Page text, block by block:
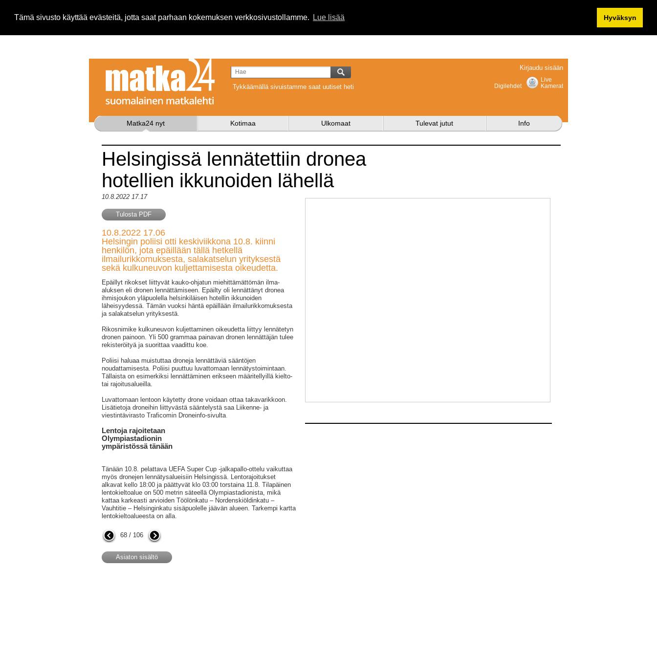
Tämä sivusto käyttää evästeitä, jotta saat parhaan kokemuksen verkkosivustollamme. Lue lisää Hyväksyn
Tykkäämällä sivuistamme saat uutiset heti
Kirjaudu sisään
Live
Kamerat
Digilehdet
Matka24 nyt Kotimaa Ulkomaat Tulevat jutut Info
Helsingissä lennätettiin dronea
hotellien ikkunoiden lähellä
10.8.2022 17.17
Tulosta PDF
10.8.2022 17.06
Helsingin poliisi otti keskiviikkona 10.8. kiinni
henkilön, jota epäillään tällä hetkellä
ilmailurikkomuksesta, salakatselun yrityksestä
sekä kulkuneuvon kuljettamisesta oikeudetta.
Epäillyt rikokset liittyvät kauko-ohjatun miehittämättömän ilma-
aluksen eli dronen lennättämiseen. Epäilty oli lennättänyt dronea
ihmisjoukon yläpuolella helsinkiläisen hotellin ikkunoiden
läheisyydessä. Tämän vuoksi häntä epäillään ilmailurikkomuksesta
ja salakatselun yrityksestä.
Rikosnimike kulkuneuvon kuljettaminen oikeudetta liittyy lennätetyn
dronen painoon. Yli 500 grammaa painavan dronen lennättäjän tulee
rekisteröityä ja suorittaa vaadittu koe.
Poliisi haluaa muistuttaa droneja lennättäviä sääntöjen
noudattamisesta. Poliisi puuttuu luvattomaan lennätystoimintaan.
Tällaista on esimerkiksi lennättäminen erikseen määritellyillä kielto-
tai rajoitusalueilla.
Luvattomaan lentoon käytetty drone voidaan ottaa takavarikkoon.
Lisätietoja droneihin liittyvästä sääntelystä saa Liikenne- ja
viestintävirasto Traficomin Droneinfo-sivulta.
Lentoja rajoitetaan
Olympiastadionin
ympäristössä tänään
Tänään 10.8. pelattava UEFA Super Cup -jalkapallo-ottelu vaikuttaa
myös dronejen lennätysalueisiin Helsingissä. Lentorajoitukset
alkavat kello 18:00 ja päättyvät klo 03:00 torstaina 11.8. Tilapäinen
lentokieltoalue on 500 metrin säteellä Olympiastadionista, mikä
kattaa karkeasti arvioiden Töölönkatu – Nordenskiöldinkatu –
Vauhtitie – Helsinginkatu sisäpuolelle jäävän alueen. Tarkempi kartta
lentokieltoalueesta on alla.
68 / 106
Asiaton sisältö